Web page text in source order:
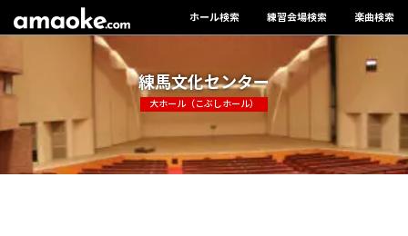
ホール検索 練習会場検索 楽曲検索
練馬文化センター
大ホール（こぶしホール）